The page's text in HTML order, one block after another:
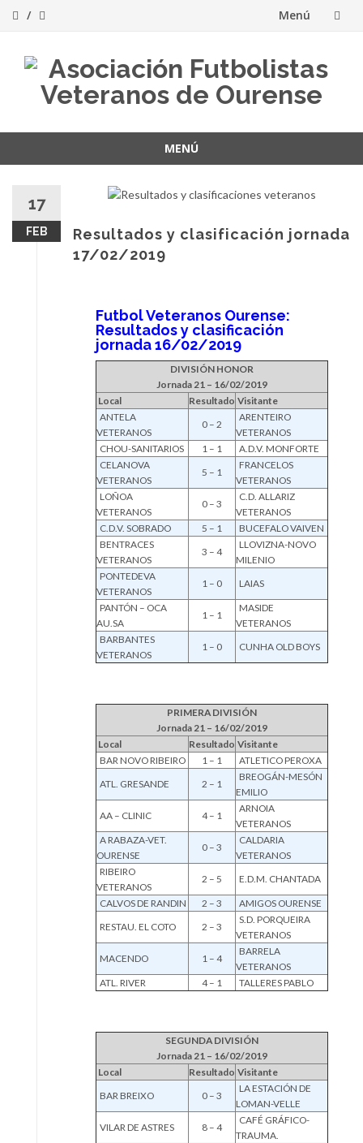
Menú
contenido
MENÚ
contenido
17
FEB
Resultados y clasificación jornada
17/02/2019
Futbol Veteranos Ourense:
Resultados y clasificación
jornada 16/02/2019
DIVISIÓN HONOR
Jornada 21 – 16/02/2019
Local
Resultado Visitante
ANTELA
VETERANOS
0 – 2
ARENTEIRO
VETERANOS
CHOU-SANITARIOS
1 – 1
A.D.V. MONFORTE
CELANOVA
VETERANOS
5 – 1
FRANCELOS
VETERANOS
LOÑOA
VETERANOS
0 – 3
C.D. ALLARIZ
VETERANOS
C.D.V. SOBRADO
5 – 1
BUCEFALO VAIVEN
BENTRACES
VETERANOS
3 – 4
LLOVIZNA-NOVO
MILENIO
PONTEDEVA
VETERANOS
1 – 0
LAIAS
PANTÓN – OCA
AU.SA
1 – 1
MASIDE
VETERANOS
BARBANTES
VETERANOS
1 – 0 CUNHA OLD BOYS
PRIMERA DIVISIÓN
Jornada 21 – 16/02/2019
Local
Resultado Visitante
BAR NOVO RIBEIRO
1 – 1
ATLETICO PEROXA
ATL. GRESANDE
2 – 1
BREOGÁN-MESÓN
EMILIO
AA – CLINIC
4 – 1
ARNOIA
VETERANOS
A RABAZA-VET.
OURENSE
0 – 3
CALDARIA
VETERANOS
RIBEIRO
VETERANOS
2 – 5
E.D.M. CHANTADA
CALVOS DE RANDIN
2 – 3
AMIGOS OURENSE
RESTAU. EL COTO
2 – 3
S.D. PORQUEIRA
VETERANOS
MACENDO
1 – 4
BARRELA
VETERANOS
ATL. RIVER
4 – 1 TALLERES PABLO
SEGUNDA DIVISIÓN
Jornada 21 – 16/02/2019
Local
Resultado Visitante
BAR BREIXO
0 – 3
LA ESTACIÓN DE
LOMAN-VELLE
VILAR DE ASTRES
8 – 4
CAFÉ GRÁFICO-
TRAUMA.